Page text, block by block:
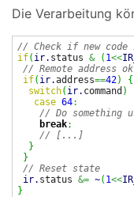
Die Verarbeitung
// Check if new code
if( ir. status & ( 1<<
// Remote address
if( ir.address==42)
{
switch( ir. command )
case 64:
// Do something
break;
// [...]
}
}
// Reset state
ir. status &=~( 1<<
}